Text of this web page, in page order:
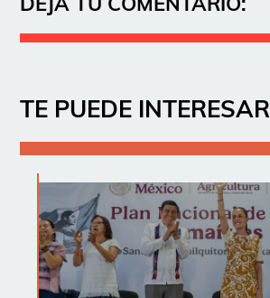
TE PUEDE INTERESAR